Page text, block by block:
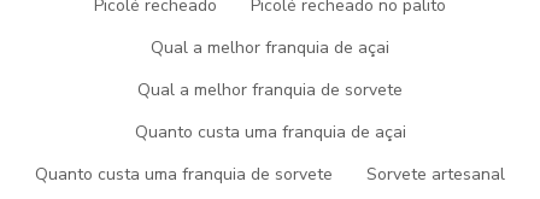
Picolé recheado
Picolé recheado no palito
Qual a melhor franquia de açai
Qual a melhor franquia de sorvete
Quanto custa uma franquia de açai
Quanto custa uma franquia de sorvete
Sorvete artesanal
se de oferecer um atendimento excepcional e considere a
atendam às suas demandas de qualidade e variedade? Não
procure mais! Com nossosorvete no atacado, garantimos